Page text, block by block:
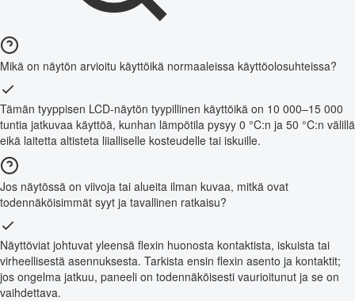
Mikä on näytön arvioitu käyttöikä normaaleissa käyttöolosuhteissa?
Tämän tyyppisen LCD-näytön tyypillinen käyttöikä on 10 000–15 000
tuntia jatkuvaa käyttöä, kunhan lämpötila pysyy 0 °C:n ja 50 °C:n välillä
eikä laitetta altisteta liialliselle kosteudelle tai iskuille.
Jos näytössä on viivoja tai alueita ilman kuvaa, mitkä ovat
todennäköisimmät syyt ja tavallinen ratkaisu?
Näyttöviat johtuvat yleensä flexin huonosta kontaktista, iskuista tai
virheellisestä asennuksesta. Tarkista ensin flexin asento ja kontaktit;
jos ongelma jatkuu, paneeli on todennäköisesti vaurioitunut ja se on
vaihdettava.